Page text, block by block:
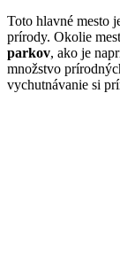
Toto hlavné mesto
prírody. Okolie
parkov, ako je
množstvo
vychutnávanie si